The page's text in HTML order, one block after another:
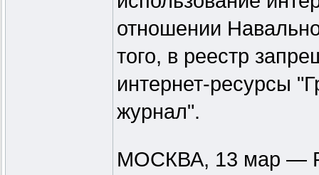
отношении
того, в реестр
интернет-ресурсы
журнал".
МОСКВА, 13 мар —